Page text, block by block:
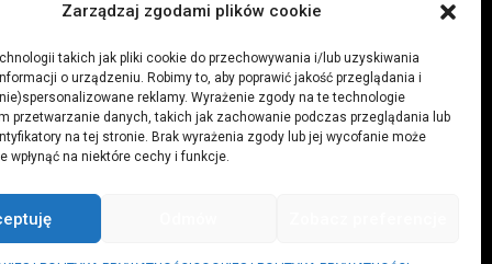
Zarządzaj zgodami plików cookie
takich jak pliki cookie do przechowywania i/lub uzyskiwania
o urządzeniu. Robimy to, aby poprawić jakość przeglądania i
reklamy. Wyrażenie zgody na te technologie
przetwarzanie danych, takich jak zachowanie podczas przeglądania lub
na tej stronie. Brak wyrażenia zgody lub jej wycofanie może
wpłynąć na niektóre cechy i funkcje.
+48 509 547 822
redakcja@czytamiwiem.pl
biuro@czytamiwiem.pl